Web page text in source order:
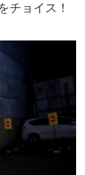
チョイス！